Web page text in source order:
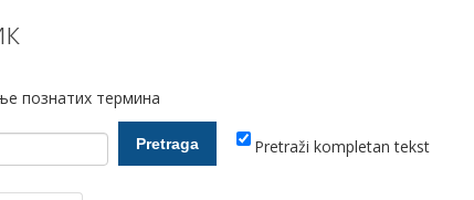
познатих термина
Pretraži kompletan tekst